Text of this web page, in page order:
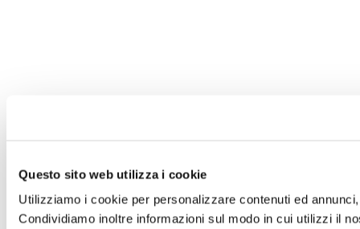
Questo sito web utilizza i cookie
Utilizziamo i cookie per personalizzare contenuti ed
Condividiamo inoltre informazioni sul modo in cui utilizzi il